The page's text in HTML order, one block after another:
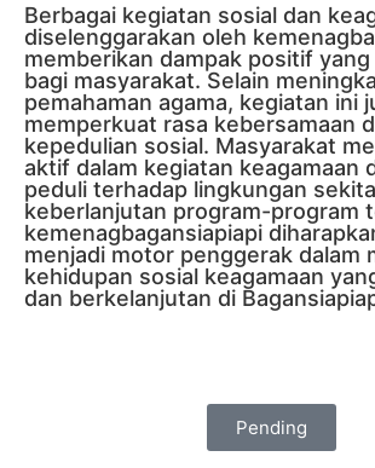
Berbagai kegiatan sosial dan
diselenggarakan oleh
memberikan dampak positif
bagi masyarakat. Selain
pemahaman agama, kegiatan ini
memperkuat rasa kebersamaan
kepedulian sosial. Masyarakat
aktif dalam kegiatan keagamaan
peduli terhadap lingkungan
keberlanjutan program-program
kemenagbagansiapiapi
menjadi motor penggerak dalam
kehidupan sosial keagamaan
dan berkelanjutan di
Pending